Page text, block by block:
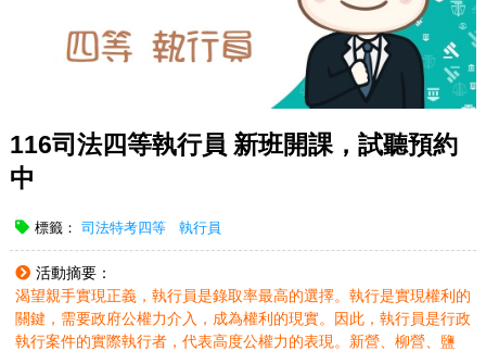
116司法四等執行員 新班開課，試聽預約
中
標籤： 司法特考四等 執行員
活動摘要：
渴望親手實現正義，執行員是錄取率最高的選擇。執行是實現權利的
關鍵，需要政府公權力介入，成為權利的現實。因此，執行員是行政
執行案件的實際執行者，代表高度公權力的表現。新營、柳營、鹽